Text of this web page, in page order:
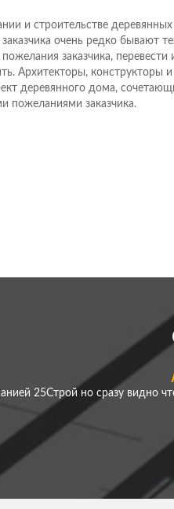
и строительстве
очень редко бывают
заказчика,
Архитекторы,
деревянного дома,
пожеланиями заказчика.
сделать ограду для моего
25Строй но сразу видно
сделать ограду для моего